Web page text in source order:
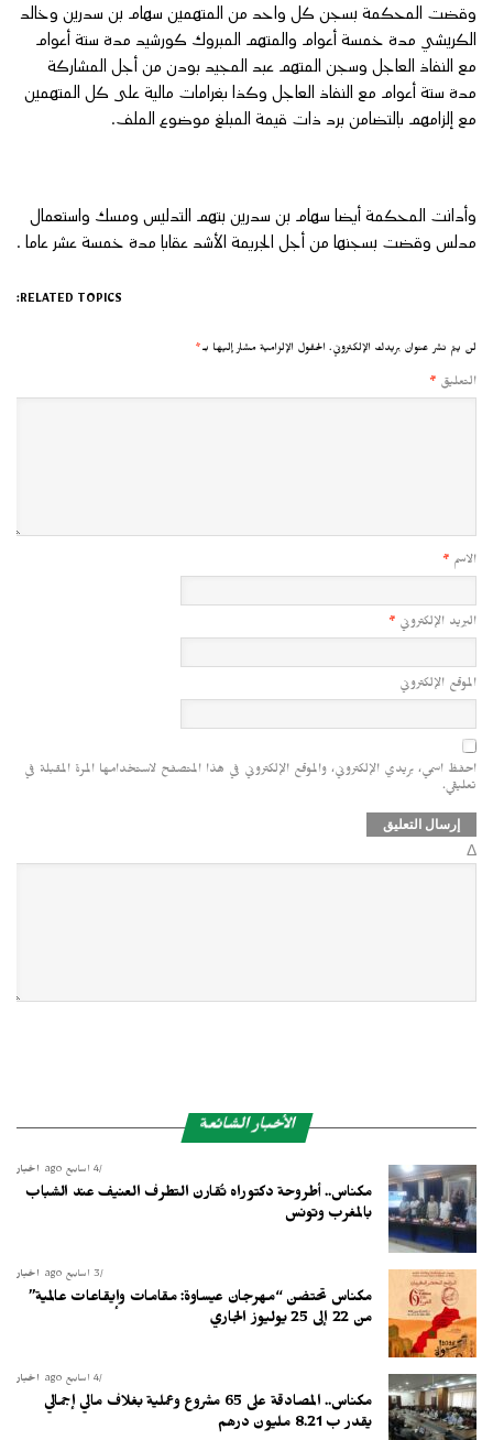
وقضت المحكمة بسجن كل واحد من المتهمين سهام بن سدرين وخالد
الكريشي مدة خمسة أعوام والمتهم المبروك كورشيد مدة ستة أعوام
مع النفاذ العاجل وسجن المتهم عبد المجيد بودن من أجل المشاركة
مدة ستة أعوام مع النفاذ العاجل وكذا بغرامات مالية على كل المتهمين
مع إلزامهم بالتضامن برد ذات قيمة المبلغ موضوع الملف.
وأدانت المحكمة أيضا سهام بن سدرين بتهم التدليس ومسك واستعمال
مدلس وقضت بسجنها من أجل الجريمة الأشد عقابا مدة خمسة عشر عاما .
RELATED TOPICS:
لن يتم نشر عنوان بريدك الإلكتروني. الحقول الإلزامية مشار إليها بـ*
التعليق *
الاسم *
البريد الإلكتروني *
الموقع الإلكتروني
احفظ اسمي، بريدي الإلكتروني، والموقع الإلكتروني في هذا المتصفح لاستخدامها المرة المقبلة في
تعليقي.
Δ
الأخبار الشائعة
أخبار 4 أسابيع ago
مكناس.. أطروحة دكتوراه تُقارن التطرف العنيف عند الشباب
بالمغرب وتونس
أخبار 3 أسابيع ago
مكناس تحتضن “مهرجان عيساوة: مقامات وإيقاعات عالمية”
من 22 إلى 25 يوليوز الجاري
أخبار 4 أسابيع ago
مكناس.. المصادقة على 65 مشروع وعملية بغلاف مالي إجمالي
يقدر ب 8.21 مليون درهم